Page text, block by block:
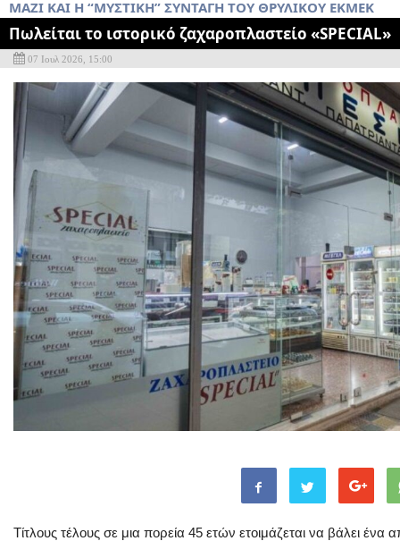
ΜΑΖΊ ΚΑΙ Η “ΜΥΣΤΙΚΉ” ΣΥΝΤΑΓΉ ΤΟΥ ΘΡΥΛΙΚΟΎ ΕΚΜΈΚ
Πωλείται το ιστορικό ζαχαροπλαστείο «SPECIAL»
07 Ιουλ 2026, 15:00
Τίτλους τέλους σε μια πορεία 45 ετών ετοιμάζεται να βάλει ένα